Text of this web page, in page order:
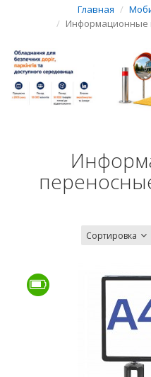
Главная
Информационные
Сортировка